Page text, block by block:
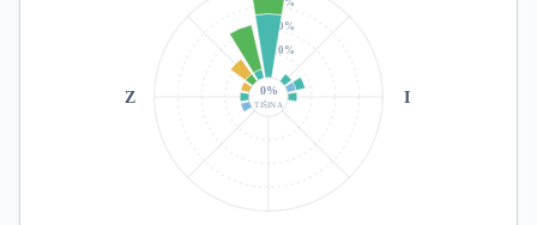
10%
20%
30%
I
Z 0%
TIŠINA